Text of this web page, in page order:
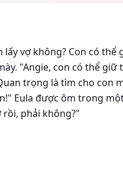
vợ không? Con có thể
"Angie, con có thể giữ
trọng là tìm cho con
Eula được ôm trong
rồi, phải không?"